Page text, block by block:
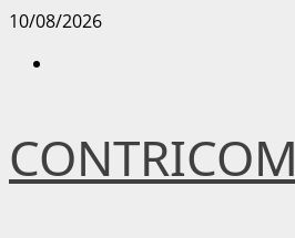
Avançar
10/08/2026
CONTRICOM